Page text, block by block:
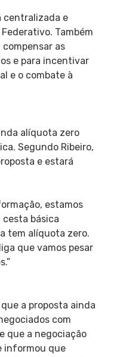
centralizada e
Também
as
e para incentivar
e o combate à
alíquota zero
Segundo Ribeiro,
e estará
estamos
básica
tem alíquota zero.
que vamos pesar
a proposta ainda
com
que a negociação
informou que